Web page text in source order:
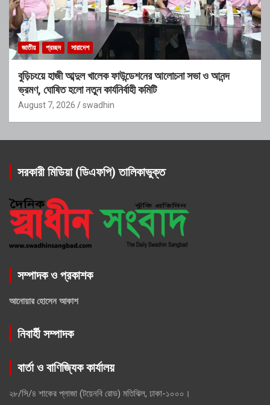
জাতীয় প্রচ্ছদ সারাদেশ
বুড়িচংয়ে হাজী আব্দুল খালেক ফাউন্ডেশনের আলোচনা সভা ও আনন্দ
ভ্রমণ, ঘোষিত হলো নতুন কার্যনির্বাহী কমিটি
August 7, 2026 swadhin
সরকারী মিডিয়া (ডিএফপি) তালিকাভুক্ত
সম্পাদক ও প্রকাশক
আনোয়ার হোসেন আকাশ
নিবার্হী সম্পাদক
বার্তা ও বাণিজ্যিক কার্যালয়
২৮/সি/৪ শাকের প্লাজা (টয়েনবি রোড) মতিঝিল, ঢাকা-১০০০।